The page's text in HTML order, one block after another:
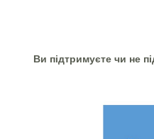
Ви підтримуєте чи не